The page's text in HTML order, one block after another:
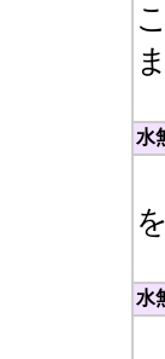
水
水